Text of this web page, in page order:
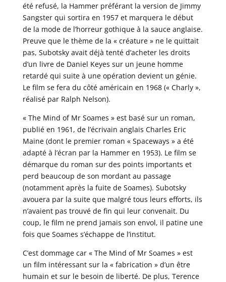
été refusé, la Hammer préférant la version de Jimmy
Sangster qui sortira en 1957 et marquera le début
de la mode de l’horreur gothique à la sauce anglaise.
Preuve que le thème de la « créature » ne le quittait
pas, Subotsky avait déjà tenté d’acheter les droits
d’un livre de Daniel Keyes sur un jeune homme
retardé qui suite à une opération devient un génie.
Le film se fera du côté américain en 1968 (« Charly »,
réalisé par Ralph Nelson).
« The Mind of Mr Soames » est basé sur un roman,
publié en 1961, de l’écrivain anglais Charles Eric
Maine (dont le premier roman « Spaceways » a été
adapté à l’écran par la Hammer en 1953). Le film se
démarque du roman sur des points importants et
perd beaucoup de son mordant au passage
(notamment après la fuite de Soames). Subotsky
avouera par la suite que malgré tous leurs efforts, ils
n’avaient pas trouvé de fin qui leur convenait. Du
coup, le film ne prend jamais son envol, il patine une
fois que Soames s’échappe de l’institut.
C’est dommage car « The Mind of Mr Soames » est
un film intéressant sur la « fabrication » d’un être
humain et sur le besoin de liberté. De plus, Terence